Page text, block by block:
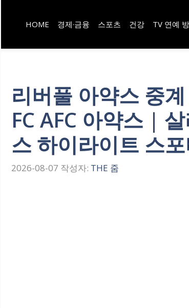
츠
HOME 경제·금융 스포츠 건강 TV 연예
리버풀 아약스 중
FC AFC 아약스 |
스 하이라이트 스
2026-08-07 작성자: THE 줌